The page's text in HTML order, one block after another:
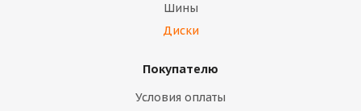
Шины
Диски
Покупателю
Условия оплаты